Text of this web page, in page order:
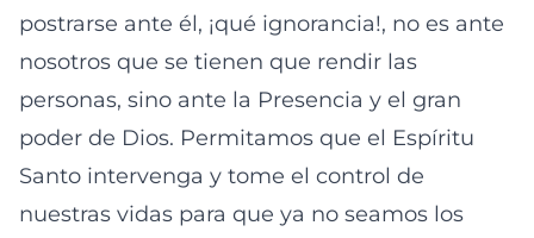
postrarse ante él, ¡qué ignorancia!, no es ante
nosotros que se tienen que rendir las
personas, sino ante la Presencia y el gran
poder de Dios. Permitamos que el Espíritu
Santo intervenga y tome el control de
nuestras vidas para que ya no seamos los